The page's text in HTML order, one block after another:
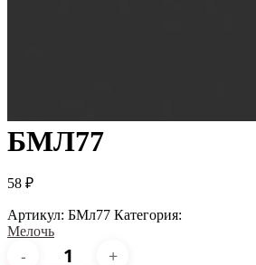
БМЛ77
58 ₽
Артикул: БМл77 Категория:
Мелочь
Количество